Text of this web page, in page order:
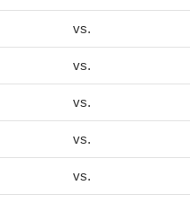
vs.
vs.
vs.
vs.
vs.